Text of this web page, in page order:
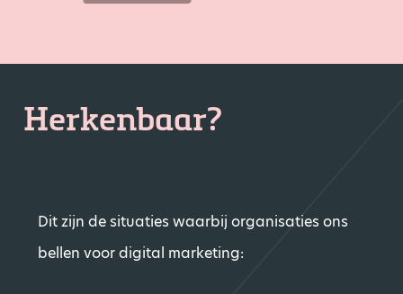
Herkenbaar?
Dit zijn de situaties waarbij organisaties ons
bellen voor digital marketing: